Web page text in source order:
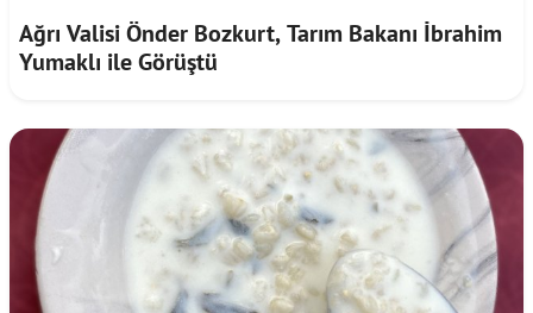
Ağrı Valisi Önder Bozkurt, Tarım Bakanı İbrahim
Yumaklı ile Görüştü